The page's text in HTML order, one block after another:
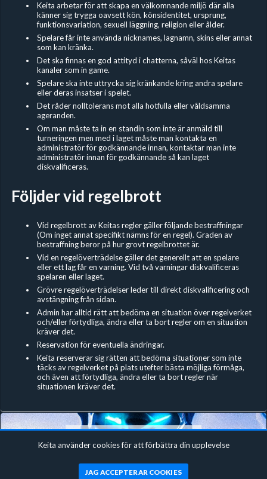
Keita arbetar för att skapa en välkomnande miljö där alla
känner sig trygga oavsett kön, könsidentitet, ursprung,
funktionsvariation, sexuell läggning, religion eller ålder.
Spelare får inte använda nicknames, lagnamn, skins eller annat
som kan kränka.
Det ska finnas en god attityd i chatterna, såväl hos Keitas
kanaler som in game.
Spelare ska inte uttrycka sig kränkande kring andra spelare
eller deras insatser i spelet.
Det råder nolltolerans mot alla hotfulla eller våldsamma
ageranden.
Om man måste ta in en standin som inte är anmäld till
turneringen men med i laget måste man kontakta en
administratör för godkännande innan, kontaktar man inte
administratör innan för godkännande så kan laget
diskvalificeras.
Följder vid regelbrott
Vid regelbrott av Keitas regler gäller följande bestraffningar
(Om inget annat specifikt nämns för en regel). Graden av
bestraffning beror på hur grovt regelbrottet är.
Vid en regelöverträdelse gäller det generellt att en spelare
eller ett lag får en varning. Vid två varningar diskvalificeras
spelaren eller laget.
Grövre regelöverträdelser leder till direkt diskvalificering och
avstängning från sidan.
Admin har alltid rätt att bedöma en situation över regelverket
och/eller förtydliga, ändra eller ta bort regler om en situation
kräver det.
Reservation för eventuella ändringar.
Keita reserverar sig rätten att bedöma situationer som inte
täcks av regelverket på plats utefter bästa möjliga förmåga,
och även att förtydliga, ändra eller ta bort regler när
situationen kräver det.
Fortnite Zone War Duos #4
Keita använder cookies för att förbättra din upplevelse
JAG ACCEPTERAR COOKIES